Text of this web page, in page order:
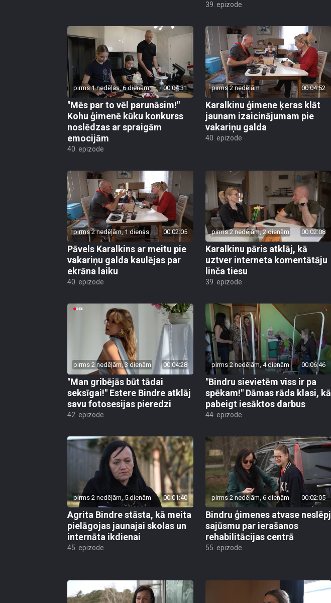
39. epizode
pirms 1 nedēļas, 6 dienām 00:04:31
"Mēs par to vēl parunāsim!"
Kohu ģimenē kūku konkurss
noslēdzas ar spraigām
emocijām
40. epizode
pirms 2 nedēļām 00:04:52
Karalkinu ģimene ķeras klāt
jaunam izaicinājumam pie
vakariņu galda
40. epizode
pirms 2 nedēļām, 1 dienas 00:02:05
Pāvels Karalkins ar meitu pie
vakariņu galda kaulējas par
ekrāna laiku
40. epizode
pirms 2 nedēļām, 2 dienām 00:02:08
Karalkinu pāris atklāj, kā
uztver interneta komentātāju
linča tiesu
39. epizode
pirms 2 nedēļām, 3 dienām 00:04:28
"Man gribējās būt tādai
seksīgai!" Estere Bindre atklāj
savu fotosesijas pieredzi
42. epizode
pirms 2 nedēļām, 4 dienām 00:06:46
"Bindru sievietēm viss ir pa
spēkam!" Dāmas rāda klasi, kā
pabeigt iesāktos darbus
44. epizode
pirms 2 nedēļām, 5 dienām 00:01:40
Agrita Bindre stāsta, kā meita
pielāgojas jaunajai skolas un
internāta ikdienai
45. epizode
pirms 2 nedēļām, 6 dienām 00:02:05
Bindru ģimenes atvase neslēpj
sajūsmu par ierašanos
rehabilitācijas centrā
55. epizode